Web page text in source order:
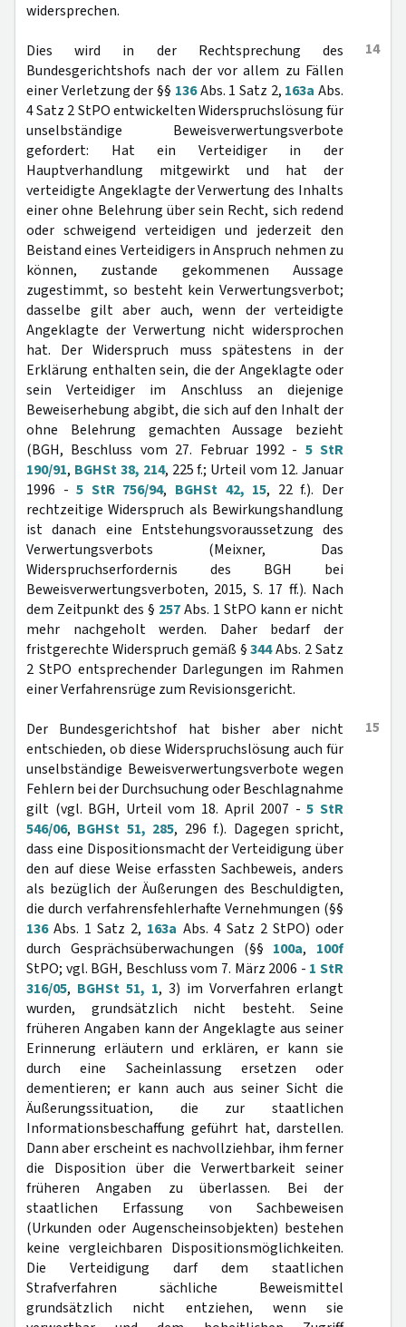
widersprechen.
14
Dies wird in der Rechtsprechung des
Bundesgerichtshofs nach der vor allem zu Fällen
einer Verletzung der §§ 136Abs. 1 Satz 2, 163a Abs.
4 Satz 2 StPO entwickelten Widerspruchslösung für
unselbständige Beweisverwertungsverbote
gefordert: Hat ein Verteidiger in der
Hauptverhandlung mitgewirkt und hat der
verteidigte Angeklagte der Verwertung des Inhalts
einer ohne Belehrung über sein Recht, sich redend
oder schweigend verteidigen und jederzeit den
Beistand eines Verteidigers in Anspruch nehmen zu
können, zustande gekommenen Aussage
zugestimmt, so besteht kein Verwertungsverbot;
dasselbe gilt aber auch, wenn der verteidigte
Angeklagte der Verwertung nicht widersprochen
hat. Der Widerspruch muss spätestens in der
Erklärung enthalten sein, die der Angeklagte oder
sein Verteidiger im Anschluss an diejenige
Beweiserhebung abgibt, die sich auf den Inhalt der
ohne Belehrung gemachten Aussage bezieht
(BGH, Beschluss vom 27. Februar 1992 - 5 StR
190/91, BGHSt 38, 214, 225 f.; Urteil vom 12. Januar
1996 -5 StR 756/94, BGHSt 42, 15, 22 f.). Der
rechtzeitige Widerspruch als Bewirkungshandlung
ist danach eine Entstehungsvoraussetzung des
Verwertungsverbots (Meixner, Das
Widerspruchserfordernis des BGH bei
Beweisverwertungsverboten, 2015, S. 17 ff.). Nach
dem Zeitpunkt des § 257Abs. 1 StPO kann er nicht
mehr nachgeholt werden. Daher bedarf der
fristgerechte Widerspruch gemäß §344Abs. 2 Satz
2 StPO entsprechender Darlegungen im Rahmen
einer Verfahrensrüge zum Revisionsgericht.
15
Der Bundesgerichtshof hat bisher aber nicht
entschieden, ob diese Widerspruchslösung auch für
unselbständige Beweisverwertungsverbote wegen
Fehlern bei der Durchsuchung oder Beschlagnahme
gilt (vgl. BGH, Urteil vom 18. April 2007 -5 StR
546/06, BGHSt 51, 285, 296 f.). Dagegen spricht,
dass eine Dispositionsmacht der Verteidigung über
den auf diese Weise erfassten Sachbeweis, anders
als bezüglich der Äußerungen des Beschuldigten,
die durch verfahrensfehlerhafte Vernehmungen (§§
136Abs. 1 Satz 2, 163a Abs. 4 Satz 2 StPO) oder
durch Gesprächsüberwachungen (§§ 100a, 100f
StPO; vgl. BGH, Beschluss vom 7. März 2006 - 1 StR
316/05, BGHSt 51, 1, 3) im Vorverfahren erlangt
wurden, grundsätzlich nicht besteht. Seine
früheren Angaben kann der Angeklagte aus seiner
Erinnerung erläutern und erklären, er kann sie
durch eine Sacheinlassung ersetzen oder
dementieren; er kann auch aus seiner Sicht die
Äußerungssituation, die zur staatlichen
Informationsbeschaffung geführt hat, darstellen.
Dann aber erscheint es nachvollziehbar, ihm ferner
die Disposition über die Verwertbarkeit seiner
früheren Angaben zu überlassen. Bei der
staatlichen Erfassung von Sachbeweisen
(Urkunden oder Augenscheinsobjekten) bestehen
keine vergleichbaren Dispositionsmöglichkeiten.
Die Verteidigung darf dem staatlichen
Strafverfahren sächliche Beweismittel
grundsätzlich nicht entziehen, wenn sie